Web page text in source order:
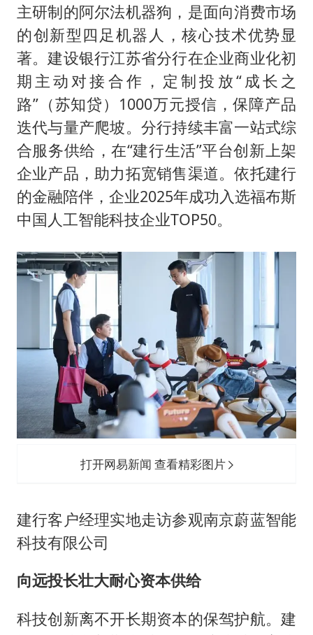
主研制的阿尔法机器狗，是面向消费市场
的创新型四足机器人，核心技术优势显
著。建设银行江苏省分行在企业商业化初
期主动对接合作，定制投放“成长之
路”（苏知贷）1000万元授信，保障产品
迭代与量产爬坡。分行持续丰富一站式综
合服务供给，在“建行生活”平台创新上架
企业产品，助力拓宽销售渠道。依托建行
的金融陪伴，企业2025年成功入选福布斯
中国人工智能科技企业TOP50。
打开网易新闻 查看精彩图片
建行客户经理实地走访参观南京蔚蓝智能
科技有限公司
向远投长壮大耐心资本供给
科技创新离不开长期资本的保驾护航。建